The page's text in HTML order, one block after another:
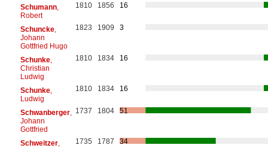
Schumann,
Robert
1810 1856 16
Schuncke,
Johann
Gottfried Hugo
1823 1909 3
Schunke,
Christian
Ludwig
1810 1834 16
Schunke,
Ludwig
1810 1834 16
Schwanberger,
Johann
Gottfried
1737 1804 51
Schweitzer,
1735 1787 34